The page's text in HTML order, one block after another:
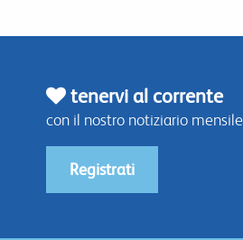
tenervi al corrente
con il nostro notiziario mensile
Registrati